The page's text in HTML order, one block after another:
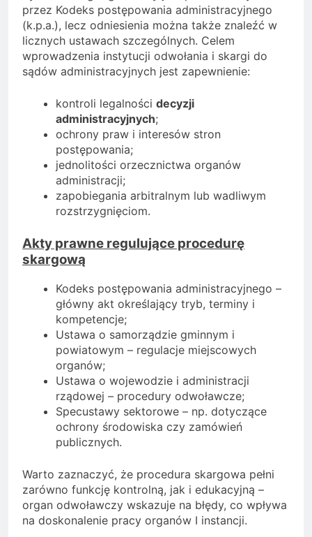
przez Kodeks postępowania administracyjnego
(k.p.a.), lecz odniesienia można także znaleźć w
licznych ustawach szczególnych. Celem
wprowadzenia instytucji odwołania i skargi do
sądów administracyjnych jest zapewnienie:
kontroli legalności decyzji
administracyjnych;
ochrony praw i interesów stron
postępowania;
jednolitości orzecznictwa organów
administracji;
zapobiegania arbitralnym lub wadliwym
rozstrzygnięciom.
Akty prawne regulujące procedurę
skargową
Kodeks postępowania administracyjnego –
główny akt określający tryb, terminy i
kompetencje;
Ustawa o samorządzie gminnym i
powiatowym – regulacje miejscowych
organów;
Ustawa o wojewodzie i administracji
rządowej – procedury odwoławcze;
Specustawy sektorowe – np. dotyczące
ochrony środowiska czy zamówień
publicznych.
Warto zaznaczyć, że procedura skargowa pełni
zarówno funkcję kontrolną, jak i edukacyjną –
organ odwoławczy wskazuje na błędy, co wpływa
na doskonalenie pracy organów I instancji.